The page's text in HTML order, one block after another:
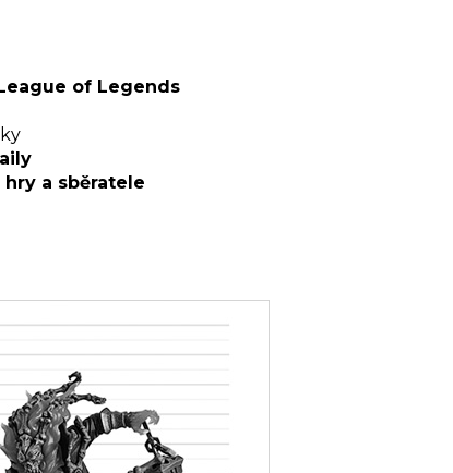
League of Legends
a sběratele